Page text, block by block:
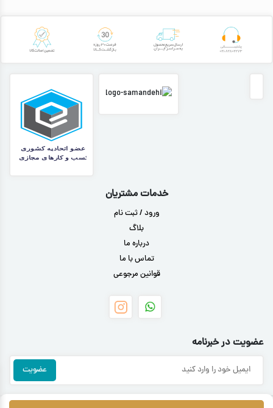
خدمات مشتریان
ورود / ثبت نام
بلاگ
درباره ما
تماس با ما
قوانین مرجوعی
عضویت در خبرنامه